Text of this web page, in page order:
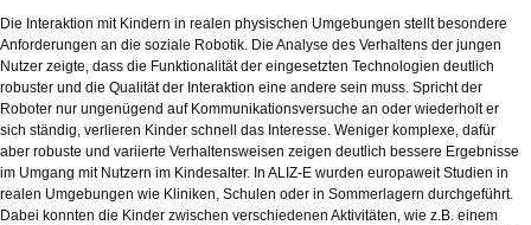
Die Interaktion mit Kindern in realen physischen Umgebungen stellt besondere
Anforderungen an die soziale Robotik. Die Analyse des Verhaltens der jungen
Nutzer zeigte, dass die Funktionalität der eingesetzten Technologien deutlich
robuster und die Qualität der Interaktion eine andere sein muss. Spricht der
Roboter nur ungenügend auf Kommunikationsversuche an oder wiederholt er
sich ständig, verlieren Kinder schnell das Interesse. Weniger komplexe, dafür
aber robuste und variierte Verhaltensweisen zeigen deutlich bessere Ergebnisse
im Umgang mit Nutzern im Kindesalter. In ALIZ-E wurden europaweit Studien in
realen Umgebungen wie Kliniken, Schulen oder in Sommerlagern durchgeführt.
Dabei konnten die Kinder zwischen verschiedenen Aktivitäten, wie z.B. einem